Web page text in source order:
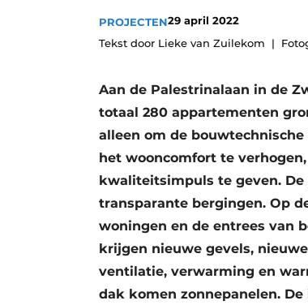
PROJECTEN29 april 2022
Tekst door Lieke van Zuilekom
Aan de Palestrinalaan in de
totaal 280 appartementen
alleen om de
het wooncomfort te
kwaliteitsimpuls te geven. De
transparante bergingen. Op
woningen en de entrees van
krijgen nieuwe gevels,
ventilatie, verwarming en
dak komen zonnepanelen.